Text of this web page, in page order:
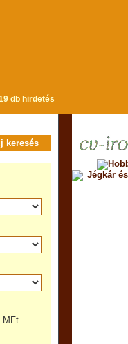
db hirdetés
keresés
MFt